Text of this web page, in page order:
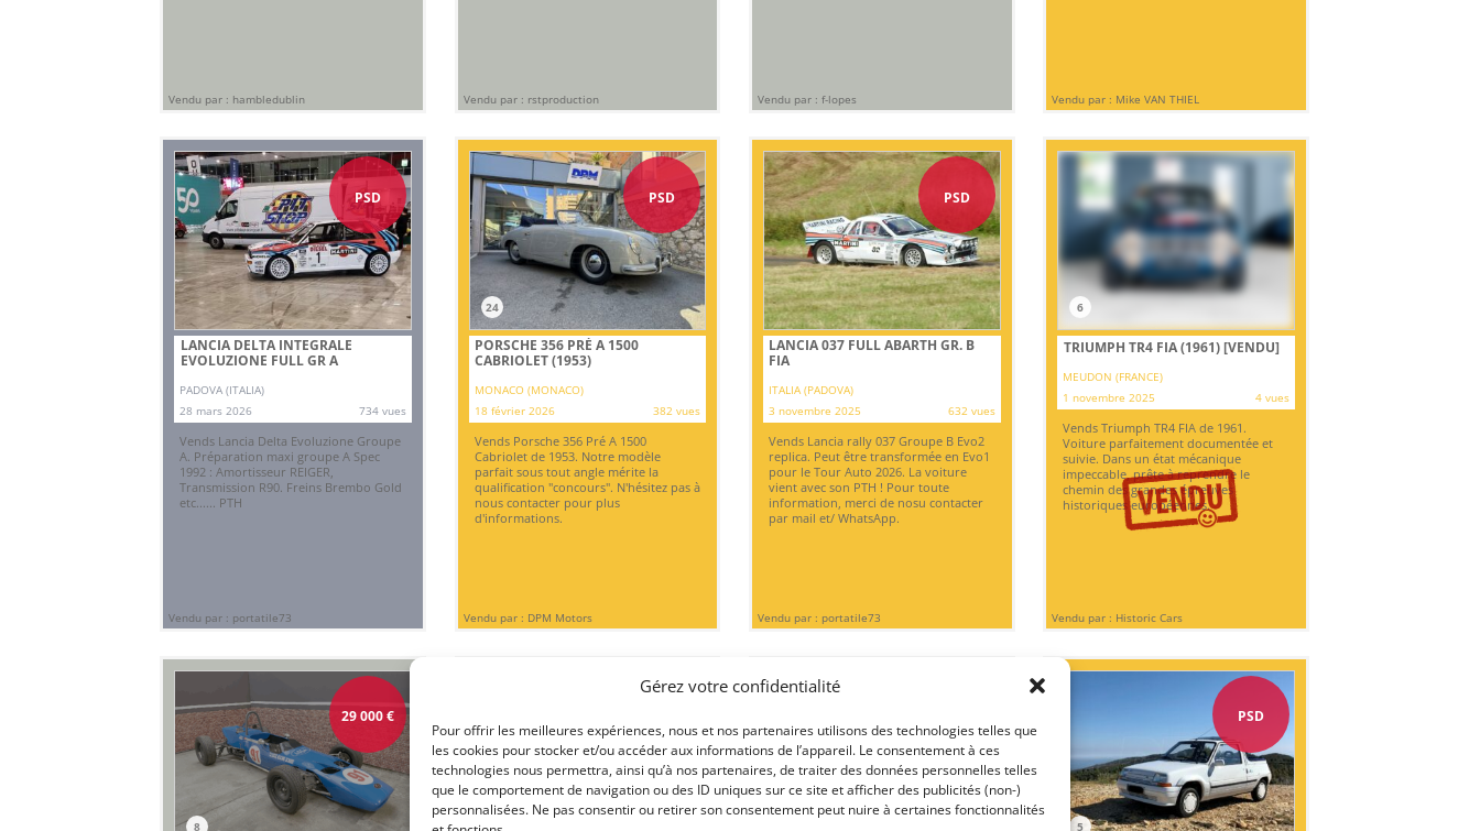
Gérez votre confidentialité
Pour offrir les meilleures expériences, nous et nos partenaires utilisons des technologies telles que
les cookies pour stocker et/ou accéder aux informations de l’appareil. Le consentement à ces
technologies nous permettra, ainsi qu’à nos partenaires, de traiter des données personnelles telles
que le comportement de navigation ou des ID uniques sur ce site et afficher des publicités (non-)
personnalisées. Ne pas consentir ou retirer son consentement peut nuire à certaines fonctionnalités
Vendu par : hambledublin Vendu par : rstproduction Vendu par : f-lopes Vendu par : Mike VAN THIEL
PSD
LANCIA DELTA INTEGRALE
EVOLUZIONE FULL GR A
PADOVA (ITALIA)
28 mars 2026
734 vues
Vends Lancia Delta Evoluzione Groupe
A. Préparation maxi groupe A Spec
1992 : Amortisseur REIGER,
Transmission R90. Freins Brembo Gold
etc...... PTH
Vendu par : portatile73
PSD
24
PORSCHE 356 PRÉ A 1500
CABRIOLET (1953)
MONACO (MONACO)
18 février 2026
382 vues
Vends Porsche 356 Pré A 1500
Cabriolet de 1953. Notre modèle
parfait sous tout angle mérite la
qualification "concours". N'hésitez pas à
nous contacter pour plus
d'informations.
Vendu par : DPM Motors
PSD
LANCIA 037 FULL ABARTH GR. B
FIA
ITALIA (PADOVA)
3 novembre 2025
632 vues
Vends Lancia rally 037 Groupe B Evo2
replica. Peut être transformée en Evo1
pour le Tour Auto 2026. La voiture
vient avec son PTH ! Pour toute
information, merci de nosu contacter
par mail et/ WhatsApp.
Vendu par : portatile73
6
TRIUMPH TR4 FIA (1961)[VENDU]
MEUDON (FRANCE)
1 novembre 2025
4 vues
Vends Triumph TR4 FIA de 1961.
Voiture parfaitement documentée et
suivie. Dans un état mécanique
impeccable, prête à reprendre le
chemin des grandes épreuves
historiques européennes.
Vendu par : Historic Cars
29 000€
8 12
PSD
5